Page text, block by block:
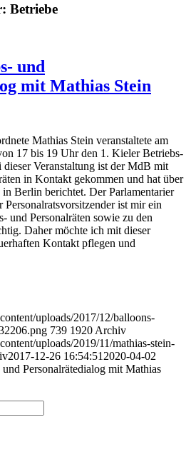
Betriebe
und
mit Mathias Stein
Mathias Stein veranstaltete am
17 bis 19 Uhr den 1. Kieler Betriebs-
Veranstaltung ist der MdB mit
in Kontakt gekommen und hat über
Berlin berichtet. Der Parlamentarier
Personalratsvorsitzender ist mir ein
und Personalräten sowie zu den
Daher möchte ich mit dieser
Kontakt pflegen und
uploads/2017/12/balloons-
739 1920 Archiv
uploads/2019/11/mathias-stein-
2017-12-26 16:54:51 2020-04-02
Personalrätedialog mit Mathias